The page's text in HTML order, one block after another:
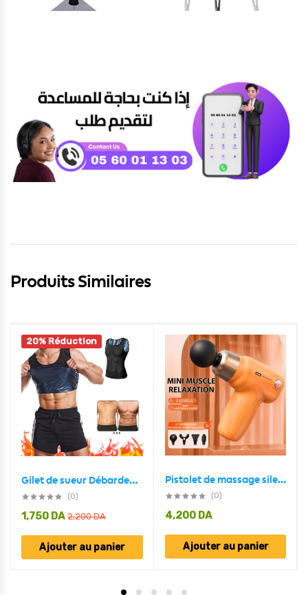
Produits Similaires
20% Réduction
Gilet de sueur Débardeur Polymère amincissement perte de poids Fitness Gym sueur
(0)
2,200DA
1,750 DA
Ajouter au panier
Pistolet de massage silencieux professionnel à 5 vitesses, léger et portable
(0)
4,200 DA
Ajouter au panier